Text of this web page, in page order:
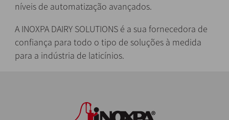
níveis de automatização avançados.
A INOXPA DAIRY SOLUTIONS é a sua fornecedora de
confiança para todo o tipo de soluções à medida
para a indústria de laticínios.